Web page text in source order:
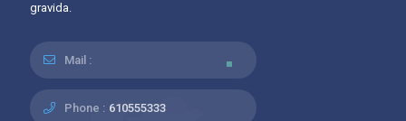
gravida.
Mail :
Phone : 610555333